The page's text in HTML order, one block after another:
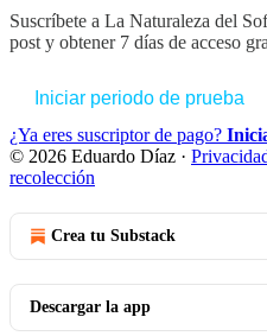
Suscríbete a La Naturaleza del
post y obtener 7 días de acceso
Iniciar periodo de prueba
¿Ya eres suscriptor de pago?
© 2026 Eduardo Díaz ·
recolección
Crea tu Substack
Descargar la app